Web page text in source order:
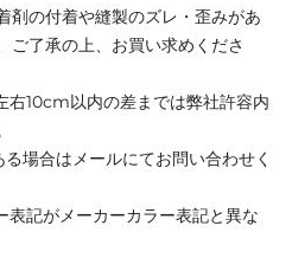
の付着や縫製のズレ・歪みがあ
ご了承の上、お買い求めくださ
10cm以内の差までは弊社許容内
場合はメールにてお問い合わせく
記がメーカーカラー表記と異な